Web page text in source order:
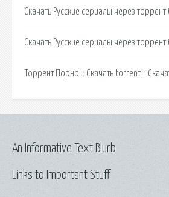
Скачать Русские сериалы через торрент
Скачать Русские сериалы через торрент
Торрент Порно :: Скачать torrent ::
Links to Important Stuff
An Informative Text Blurb